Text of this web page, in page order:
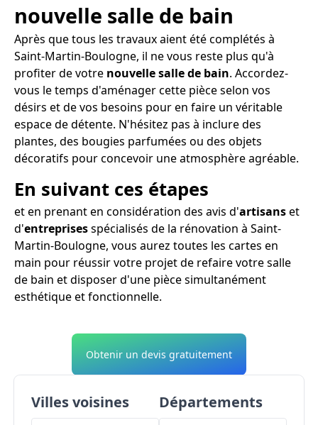
nouvelle salle de bain
Après que tous les travaux aient été complétés à
Saint-Martin-Boulogne, il ne vous reste plus qu'à
profiter de votre nouvelle salle de bain. Accordez-
vous le temps d'aménager cette pièce selon vos
désirs et de vos besoins pour en faire un véritable
espace de détente. N'hésitez pas à inclure des
plantes, des bougies parfumées ou des objets
décoratifs pour concevoir une atmosphère agréable.
En suivant ces étapes
et en prenant en considération des avis d'artisanset
d'entreprisesspécialisés de la rénovation à Saint-
Martin-Boulogne, vous aurez toutes les cartes en
main pour réussir votre projet de refaire votre salle
de bain et disposer d'une pièce simultanément
esthétique et fonctionnelle.
Obtenir un devis gratuitement
Villes voisines Départements